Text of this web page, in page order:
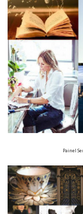
Painel